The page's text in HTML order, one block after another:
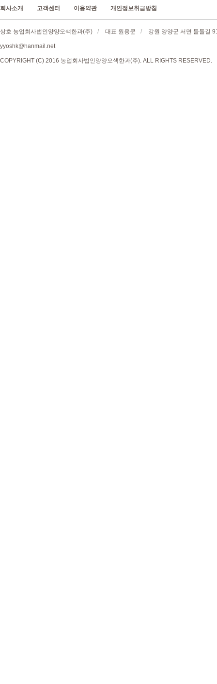
회사소개 고객센터 이용약관 개인정보취급방침
상호 농업회사법인양양오색한과(주) / 대표 원용문 / 강원 양양군 서면 들돌길
yyoshk@hanmail.net
COPYRIGHT (C) 2016 농업회사법인양양오색한과(주). ALL RIGHTS RESERVED.